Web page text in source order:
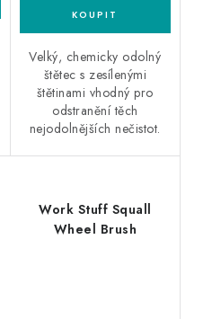
Velký, chemicky odolný
štětec s zesílenými
štětinami vhodný pro
odstranění těch
nejodolnějších nečistot.
Work Stuff Squall
Wheel Brush